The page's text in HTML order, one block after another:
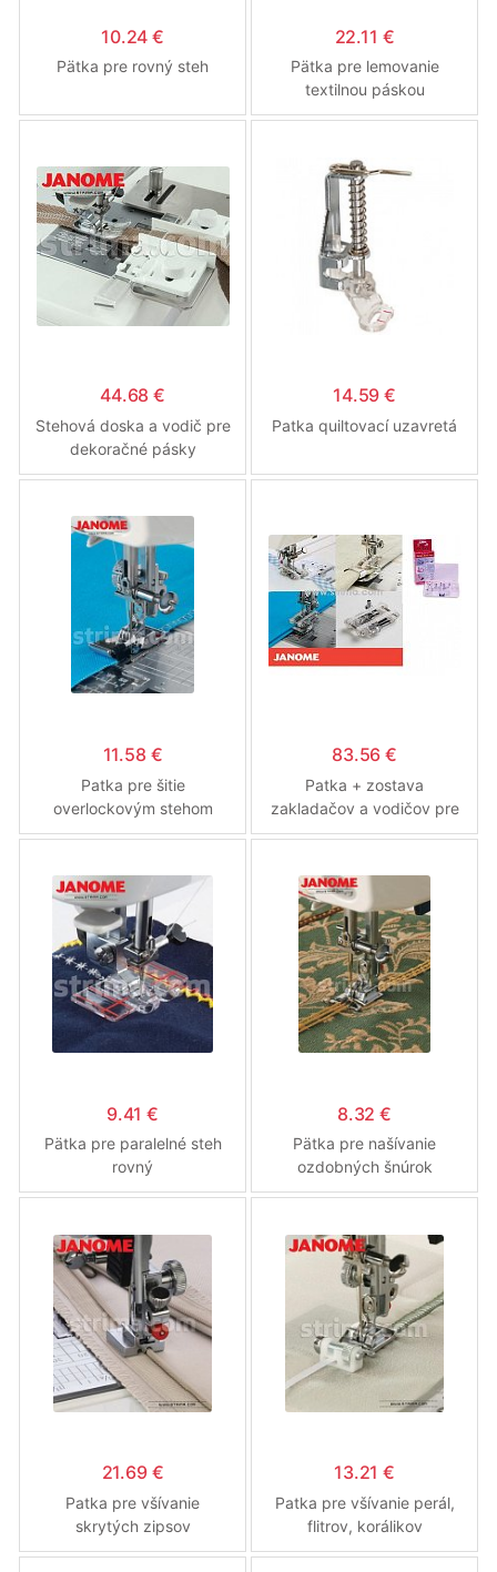
10.24 €
Pätka pre rovný steh
22.11 €
Pätka pre lemovanie
textilnou páskou
44.68 €
Stehová doska a vodič pre
dekoračné pásky
14.59 €
Patka quiltovací uzavretá
11.58 €
Patka pre šitie
overlockovým stehom
83.56 €
Patka + zostava
zakladačov a vodičov pre
všívanie ...
9.41 €
Pätka pre paralelné steh
rovný
8.32 €
Pätka pre našívanie
ozdobných šnúrok
21.69 €
Patka pre všívanie
skrytých zipsov
13.21 €
Patka pre všívanie perál,
flitrov, korálikov